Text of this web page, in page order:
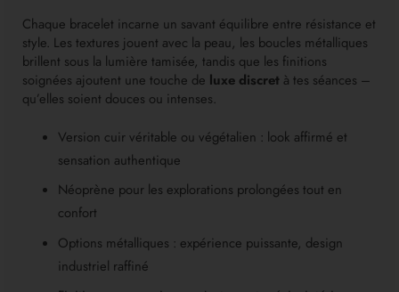
Chaque bracelet incarne un savant équilibre entre résistance et
style. Les textures jouent avec la peau, les boucles métalliques
brillent sous la lumière tamisée, tandis que les finitions
soignées ajoutent une touche de luxe discret à tes séances –
qu’elles soient douces ou intenses.
Version cuir véritable ou végétalien : look affirmé et
sensation authentique
Néoprène pour les explorations prolongées tout en
confort
Options métalliques : expérience puissante, design
industriel raffiné